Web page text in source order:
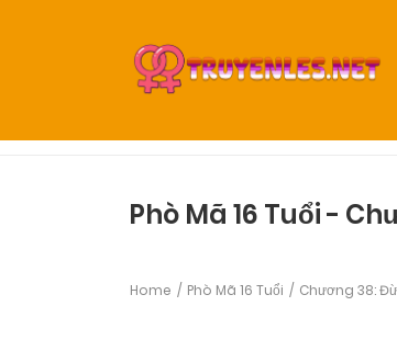
Phò Mã 16 Tuổi -
Home Phò Mã 16 Tuổi Chương 38: